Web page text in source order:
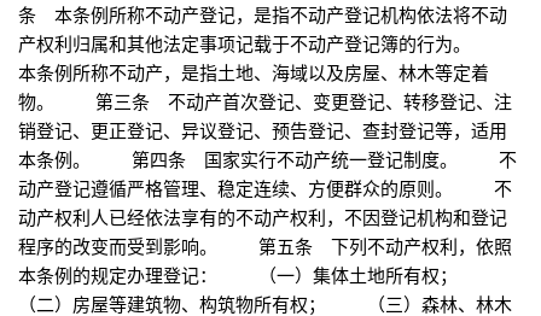
条 本条例所称不动产登记，是指不动产登记机构依法将不动
产权利归属和其他法定事项记载于不动产登记簿的行为。
本条例所称不动产，是指土地、海域以及房屋、林木等定着
物。 第三条 不动产首次登记、变更登记、转移登记、注
销登记、更正登记、异议登记、预告登记、查封登记等，适用
本条例。 第四条 国家实行不动产统一登记制度。 不
动产登记遵循严格管理、稳定连续、方便群众的原则。 不
动产权利人已经依法享有的不动产权利，不因登记机构和登记
程序的改变而受到影响。 第五条 下列不动产权利，依照
本条例的规定办理登记： （一）集体土地所有权；
（二）房屋等建筑物、构筑物所有权； （三）森林、林木